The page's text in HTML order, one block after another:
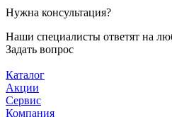
Нужна консультация?
Наши специалисты ответят на
Задать вопрос
Каталог
Акции
Сервис
Компания